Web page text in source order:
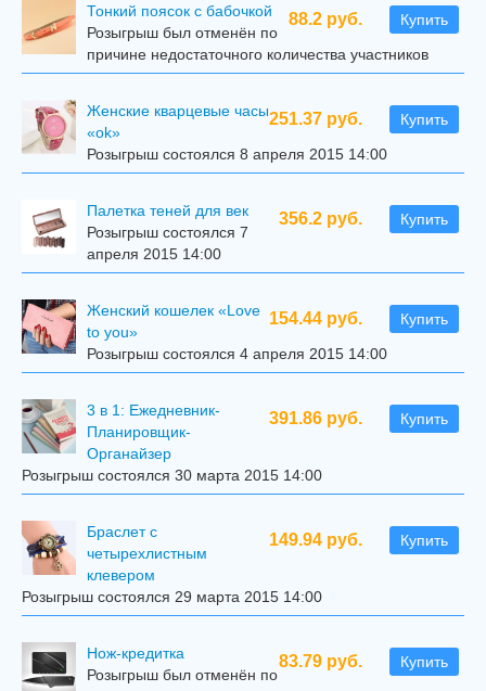
88.2 руб. Купить
Тонкий поясок с бабочкой
Розыгрыш был отменён по
причине недостаточного количества участников
251.37 руб. Купить
Женские кварцевые часы
«ok»
Розыгрыш состоялся 8 апреля 2015 14:00
356.2 руб. Купить
Палетка теней для век
Розыгрыш состоялся 7
апреля 2015 14:00
154.44 руб. Купить
Женский кошелек «Love
to you»
Розыгрыш состоялся 4 апреля 2015 14:00
391.86 руб. Купить
3 в 1: Ежедневник-
Планировщик-
Органайзер
Розыгрыш состоялся 30 марта 2015 14:00
149.94 руб. Купить
Браслет с
четырехлистным
клевером
Розыгрыш состоялся 29 марта 2015 14:00
83.79 руб. Купить
Нож-кредитка
Розыгрыш был отменён по